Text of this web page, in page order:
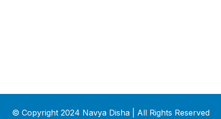
© Copyright 2024 Navya Disha | All Rights Reserved